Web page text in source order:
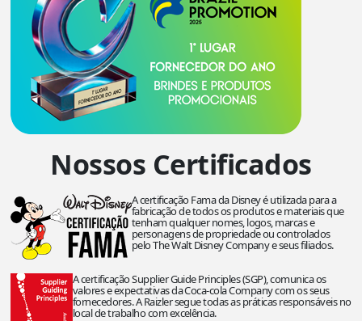
Nossos Certificados
A certificação Fama da Disney é utilizada para a
fabricação de todos os produtos e materiais que
tenham qualquer nomes, logos, marcas e
personagens de propriedade ou controlados
pelo The Walt Disney Company e seus filiados.
A certificação Supplier Guide Principles (SGP), comunica os
valores e expectativas da Coca-cola Company com os seus
fornecedores. A Raizler segue todas as práticas responsáveis no
local de trabalho com excelência.